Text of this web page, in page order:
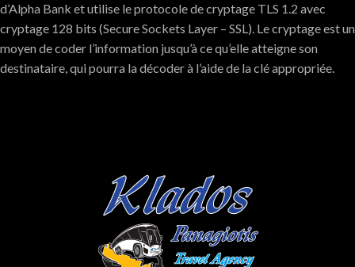
d’Alpha Bank et utilise le protocole de cryptage TLS 1.2 avec
cryptage 128 bits (Secure Sockets Layer – SSL). Le cryptage est un
moyen de coder l’information jusqu’à ce qu’elle atteigne son
destinataire, qui pourra la décoder à l’aide de la clé appropriée.